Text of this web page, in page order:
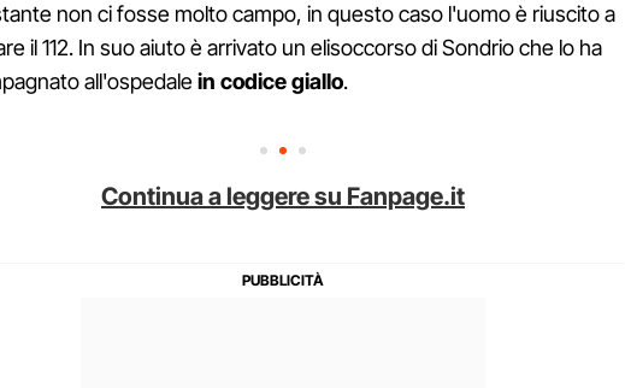
non ci fosse molto campo, in questo caso l'uomo è riuscito a
il 112. In suo aiuto è arrivato un elisoccorso di Sondrio che lo ha
all'ospedalein codice giallo.
Continua a leggere su Fanpage.it